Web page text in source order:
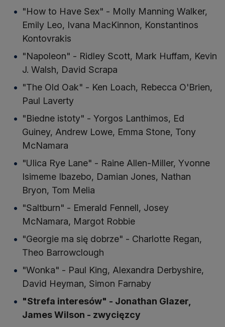
"How to Have Sex" - Molly Manning Walker,
Emily Leo, Ivana MacKinnon, Konstantinos
Kontovrakis
"Napoleon" - Ridley Scott, Mark Huffam, Kevin
J. Walsh, David Scrapa
"The Old Oak" - Ken Loach, Rebecca O'Brien,
Paul Laverty
"Biedne istoty" - Yorgos Lanthimos, Ed
Guiney, Andrew Lowe, Emma Stone, Tony
McNamara
"Ulica Rye Lane" - Raine Allen-Miller, Yvonne
Isimeme Ibazebo, Damian Jones, Nathan
Bryon, Tom Melia
"Saltburn" - Emerald Fennell, Josey
McNamara, Margot Robbie
"Georgie ma się dobrze" - Charlotte Regan,
Theo Barrowclough
"Wonka" - Paul King, Alexandra Derbyshire,
David Heyman, Simon Farnaby
"Strefa interesów" - Jonathan Glazer,
James Wilson - zwycięzcy